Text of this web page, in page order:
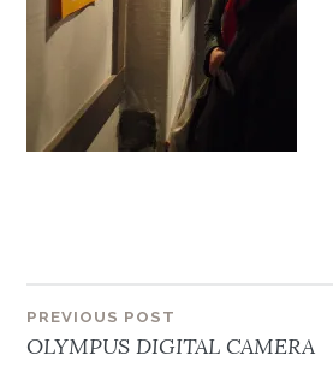
Beitragsnavigation
PREVIOUS POST
OLYMPUS DIGITAL CAMERA